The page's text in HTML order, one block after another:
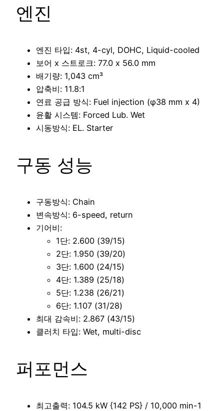
엔진
엔진 타입: 4st, 4-cyl, DOHC, Liquid-cooled
보어 x 스트로크: 77.0 x 56.0 mm
배기량: 1,043 cm³
압축비: 11.8:1
연료 공급 방식: Fuel injection (φ38 mm x 4)
윤활 시스템: Forced Lub. Wet
시동방식: EL. Starter
구동 성능
구동방식: Chain
변속방식: 6-speed, return
기어비:
1단: 2.600 (39/15)
2단: 1.950 (39/20)
3단: 1.600 (24/15)
4단: 1.389 (25/18)
5단: 1.238 (26/21)
6단: 1.107 (31/28)
최대 감속비: 2.867 (43/15)
클러치 타입: Wet, multi-disc
퍼포먼스
최고출력: 104.5 kW {142 PS} / 10,000 min-1